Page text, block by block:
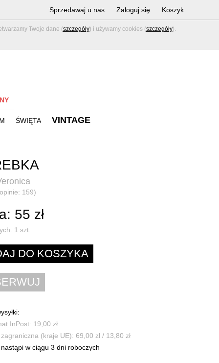
Twoje dane (szczegóły) i używamy cookies (szczegóły).
Sprzedawaj u nas Zaloguj się Koszyk
ŚWIĘTA VINTAGE
159)
55 zł
1 szt.
InPost: 19,00 zł
zagraniczna (kraje UE): 69,00 zł / 13,80 zł
nastąpi w ciągu 3 dni roboczych